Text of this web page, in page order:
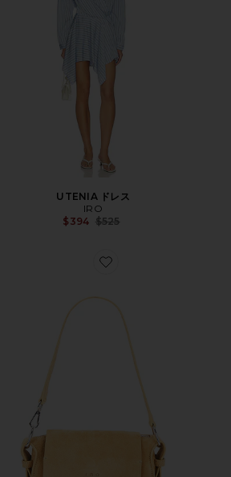
UTENIA ドレス
IRO
$394 Previous price:
$525
Favorite LOOP ハンドバッグ